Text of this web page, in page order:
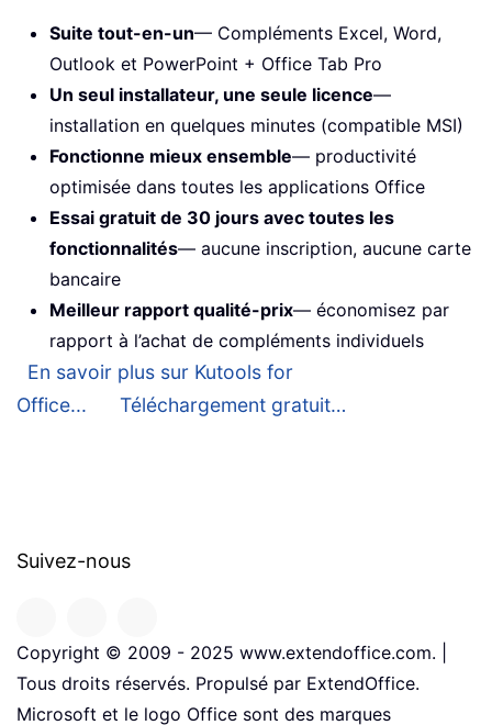
Suite tout-en-un— Compléments Excel, Word,
Outlook et PowerPoint + Office Tab Pro
Un seul installateur, une seule licence—
installation en quelques minutes (compatible MSI)
Fonctionne mieux ensemble— productivité
optimisée dans toutes les applications Office
Essai gratuit de 30 jours avec toutes les
fonctionnalités— aucune inscription, aucune carte
bancaire
Meilleur rapport qualité-prix— économisez par
rapport à l’achat de compléments individuels
En savoir plus sur Kutools for
Office...
Téléchargement gratuit…
Suivez-nous
Copyright © 2009 - 2025 www.extendoffice.com. |
Tous droits réservés. Propulsé par ExtendOffice.
Microsoft et le logo Office sont des marques